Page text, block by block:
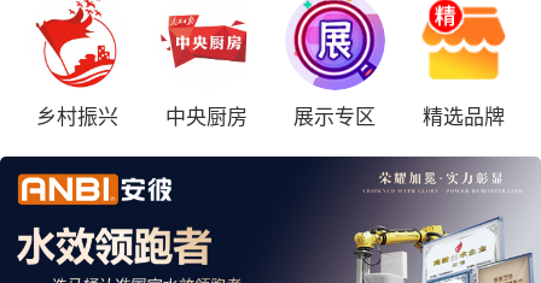
乡村振兴 中央厨房 展示专区 精选品牌